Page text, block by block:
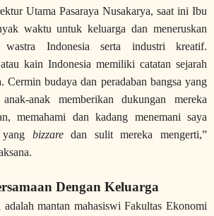
Utama Pasaraya Nusakarya, saat ini Ibu
waktu untuk keluarga dan meneruskan
wastra Indonesia serta industri kreatif.
kain Indonesia memiliki catatan sejarah
Cermin budaya dan peradaban bangsa yang
anak memberikan dukungan mereka
memahami dan kadang menemani saya
yang bizzaredan sulit mereka mengerti,”
Dengan Keluarga
mantan mahasiswi Fakultas Ekonomi